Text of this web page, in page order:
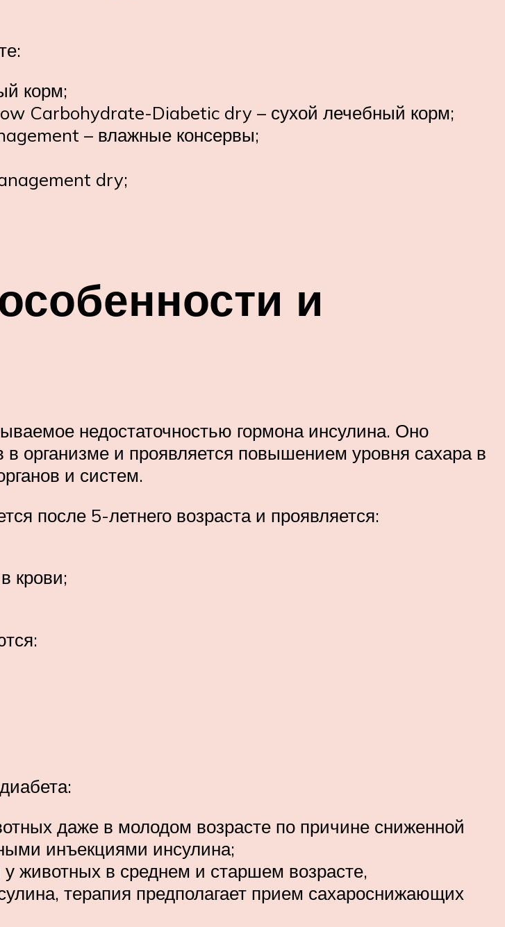
корм;
Carbohydrate-Diabetic dry – сухой лечебный корм;
– влажные консервы;
dry;
и
недостаточностью гормона инсулина. Оно
организме и проявляется повышением уровня сахара в
и систем.
после 5-летнего возраста и проявляется:
крови;
даже в молодом возрасте по причине сниженной
инъекциями инсулина;
животных в среднем и старшем возрасте,
терапия предполагает прием сахароснижающих